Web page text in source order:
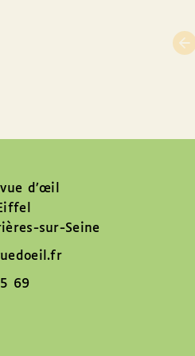
d’œil
sur-Seine
69